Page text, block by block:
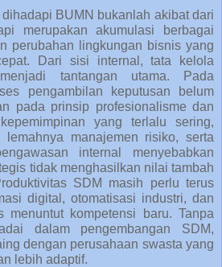
BUMN bukanlah akibat dari
merupakan akumulasi berbagai
perubahan lingkungan bisnis yang
Dari sisi internal, tata kelola
tantangan utama. Pada
pengambilan keputusan belum
pada prinsip profesionalisme dan
yang terlalu sering,
manajemen risiko, serta
internal menyebabkan
tidak menghasilkan nilai tambah
SDM masih perlu terus
digital, otomatisasi industri, dan
menuntut kompetensi baru. Tanpa
dalam pengembangan SDM,
dengan perusahaan swasta yang
lebih adaptif.